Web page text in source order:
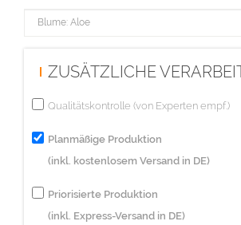
ZUSÄTZLICHE
Qualitätskontrolle (von Experten empf.)
Planmäßige Produktion
(inkl. kostenlosem Versand in DE)
Priorisierte Produktion
(inkl. Express-Versand in DE)